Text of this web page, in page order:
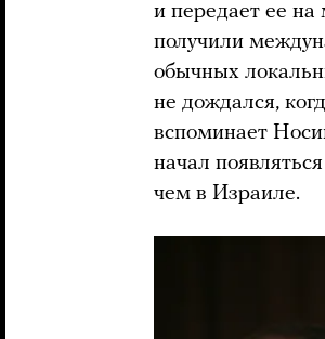
и передает ее
получили
обычных
не дождался,
вспоминает
начал
чем в Израиле.